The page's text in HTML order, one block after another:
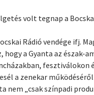
volt tegnap a
Rádió vendége ifj.
hogy a Gyanta az észak-
fesztiválokon
a zenekar
nem „csak színpadi